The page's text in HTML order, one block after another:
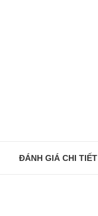
ĐÁNH GIÁ CHI TIẾT